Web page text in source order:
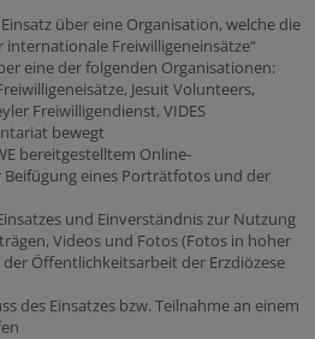
über eine Organisation, welche die
Freiwilligeneinsätze“
eine der folgenden Organisationen:
Jesuit Volunteers,
Freiwilligendienst, VIDES
bewegt
bereitgestelltem Online-
eines Porträtfotos und der
und Einverständnis zur Nutzung
Videos und Fotos (Fotos in hoher
Öffentlichkeitsarbeit der Erzdiözese
des Einsatzes bzw. Teilnahme an einem